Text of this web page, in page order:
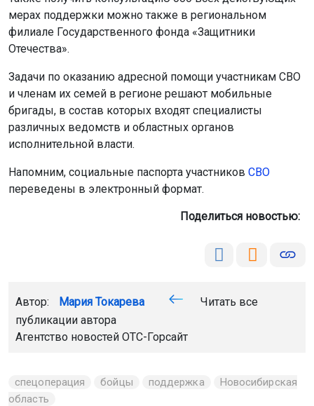
мерах поддержки можно также в региональном
филиале Государственного фонда «Защитники
Отечества».
Задачи по оказанию адресной помощи участникам СВО
и членам их семей в регионе решают мобильные
бригады, в состав которых входят специалисты
различных ведомств и областных органов
исполнительной власти.
Напомним, социальные паспорта участников СВО
переведены в электронный формат.
Поделиться новостью:
Автор: Мария Токарева
Читать все
публикации автора
Агентство новостей ОТС-Горсайт
спецоперация бойцы поддержка
Новосибирская
область